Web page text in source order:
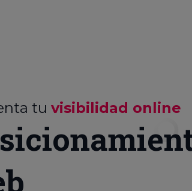
tu visibilidad online